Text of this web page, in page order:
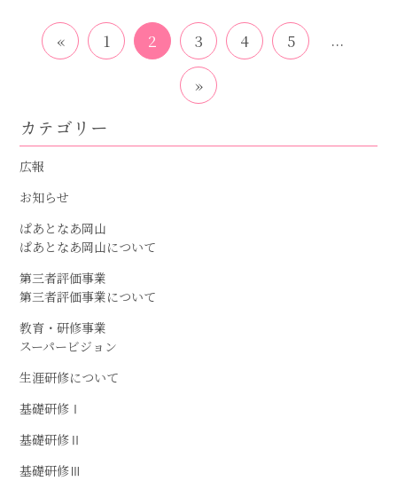
« 1 2 3 4 5 ...
»
カテゴリー
広報
お知らせ
ぱあとなあ岡山
ぱあとなあ岡山について
第三者評価事業
第三者評価事業について
教育・研修事業
スーパービジョン
生涯研修について
基礎研修Ⅰ
基礎研修Ⅱ
基礎研修Ⅲ